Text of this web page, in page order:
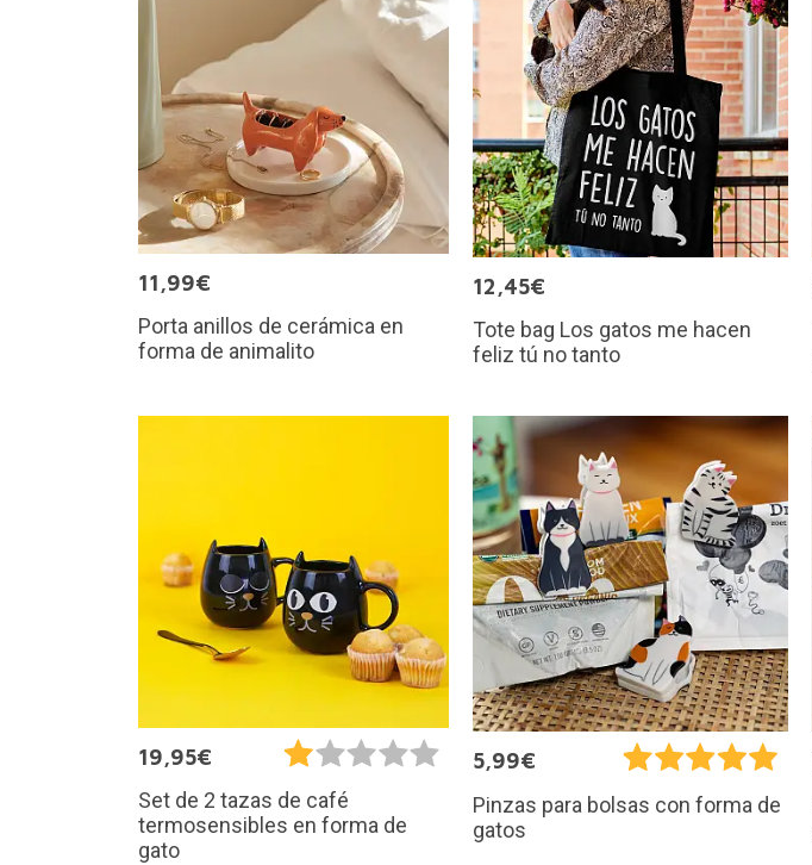
11,99€
Porta anillos de cerámica en
forma de animalito
12,45€
Tote bag Los gatos me hacen
feliz tú no tanto
19,95€
Set de 2 tazas de café
termosensibles en forma de
gato
5,99€
Pinzas para bolsas con forma de
gatos